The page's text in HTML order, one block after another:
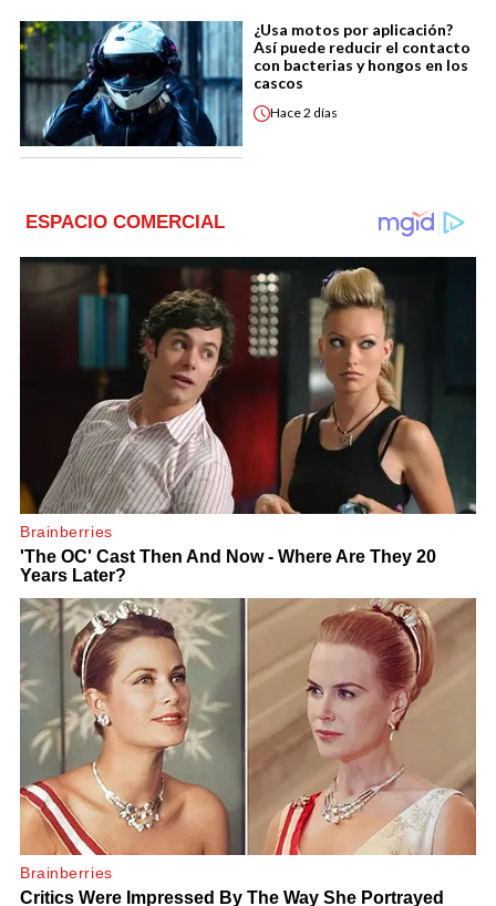
¿Usa motos por aplicación?
Así puede reducir el contacto
con bacterias y hongos en los
cascos
Hace2 días